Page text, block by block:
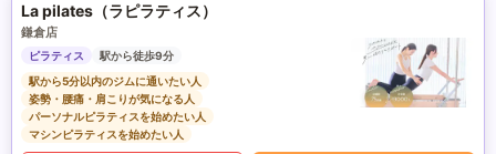
La pilates（ラピラティス）
鎌倉店
ピラティス
駅から徒歩9分
駅から5分以内のジムに通いたい人
姿勢・腰痛・肩こりが気になる人
パーソナルピラティスを始めたい人
マシンピラティスを始めたい人